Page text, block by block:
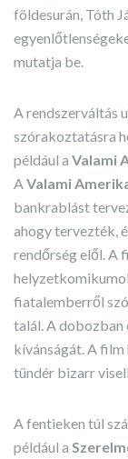
földesurán, Tóth
mutatja be.
A rendszerváltás
szórakoztatásra
például a Valami
A Valami
bankrablást
ahogy tervezték,
rendőrség elől. A
fiatalemberről
talál. A dobozban
kívánságát. A film
tündér bizarr
A fentieken túl
például a